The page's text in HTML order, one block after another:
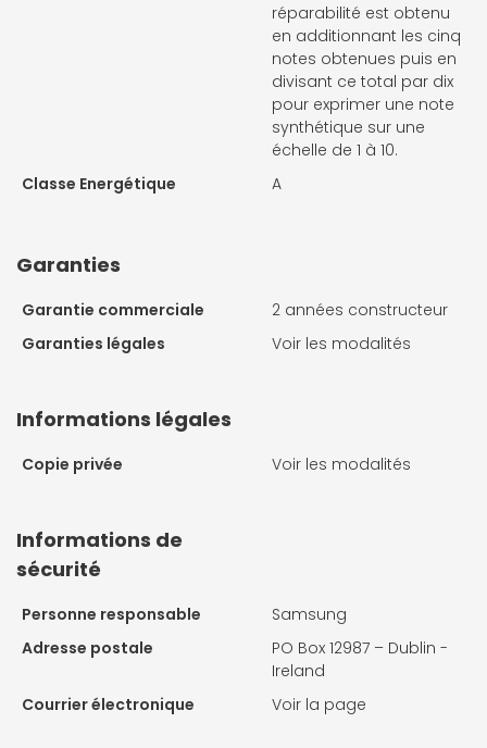
réparabilité est obtenu
en additionnant les cinq
notes obtenues puis en
divisant ce total par dix
pour exprimer une note
synthétique sur une
échelle de 1 à 10.
Classe Energétique
A
Garanties
Garantie commerciale
2 années constructeur
Garanties légales
Voir les modalités
Informations légales
Copie privée Voir les modalités
Informations de
sécurité
Personne responsable
Samsung
Adresse postale
PO Box 12987 – Dublin -
Ireland
Courrier électronique
Voir la page